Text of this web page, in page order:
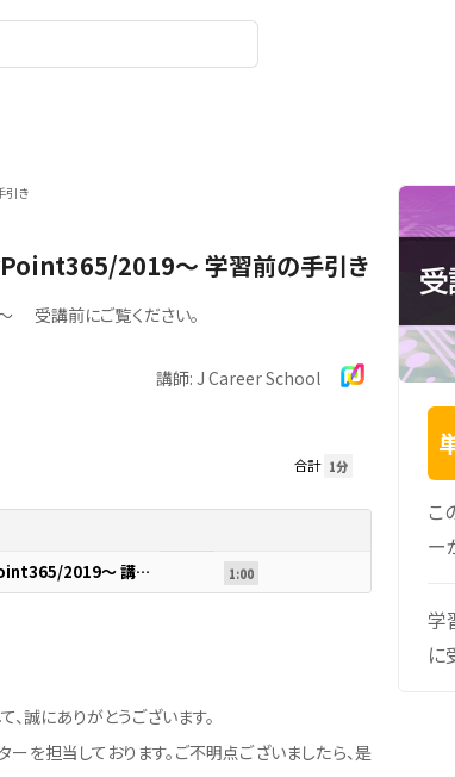
ログイン
引き
2019～ 学習前の手引き
受講前にご覧ください。
講師: J Career School
合計 1分
MOS対策講座～Excel ,Word,PowerPoint365/2019～ 講座紹介 1:00
誠にありがとうございます。
を担当しております。ご不明点ございましたら、是
こ
ー
学
に